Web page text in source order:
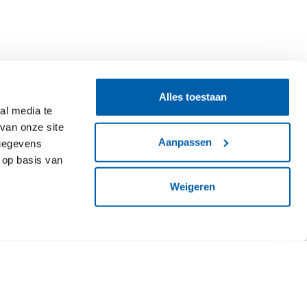
media te
onze site
basis van
Alles toestaan
Aanpassen
Weigeren